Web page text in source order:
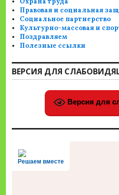
Правовая и социальная
Социальное партнерство
Культурно-массовая и
Поздравляем
Полезные ссылки
ВЕРСИЯ ДЛЯ
Версия для
Решаем вместе